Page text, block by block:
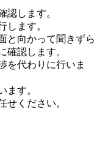
認します。
します。
と向かって聞きずら
確認します。
を代わりに行いま
ます。
せください。